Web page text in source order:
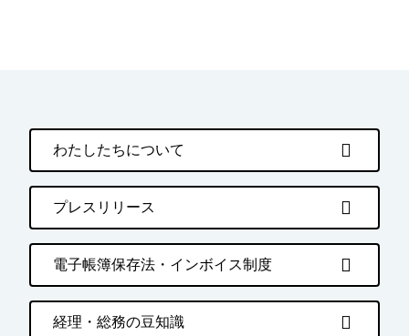
わたしたちについて
プレスリリース
電子帳簿保存法・インボイス制度
経理・総務の豆知識